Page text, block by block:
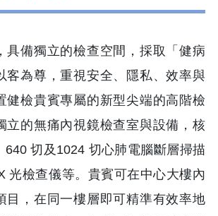
具備獨立的檢查空間，採取「健病
客為尊，重視安全、隱私、效率與
健檢貴賓專屬的新型尖端的高階檢
立的無痛內視鏡檢查室與設備，核
640 切及1024 切心肺電腦斷層掃描
光檢查儀等。貴賓可在中心大樓內
目，在同一樓層即可精準有效率地